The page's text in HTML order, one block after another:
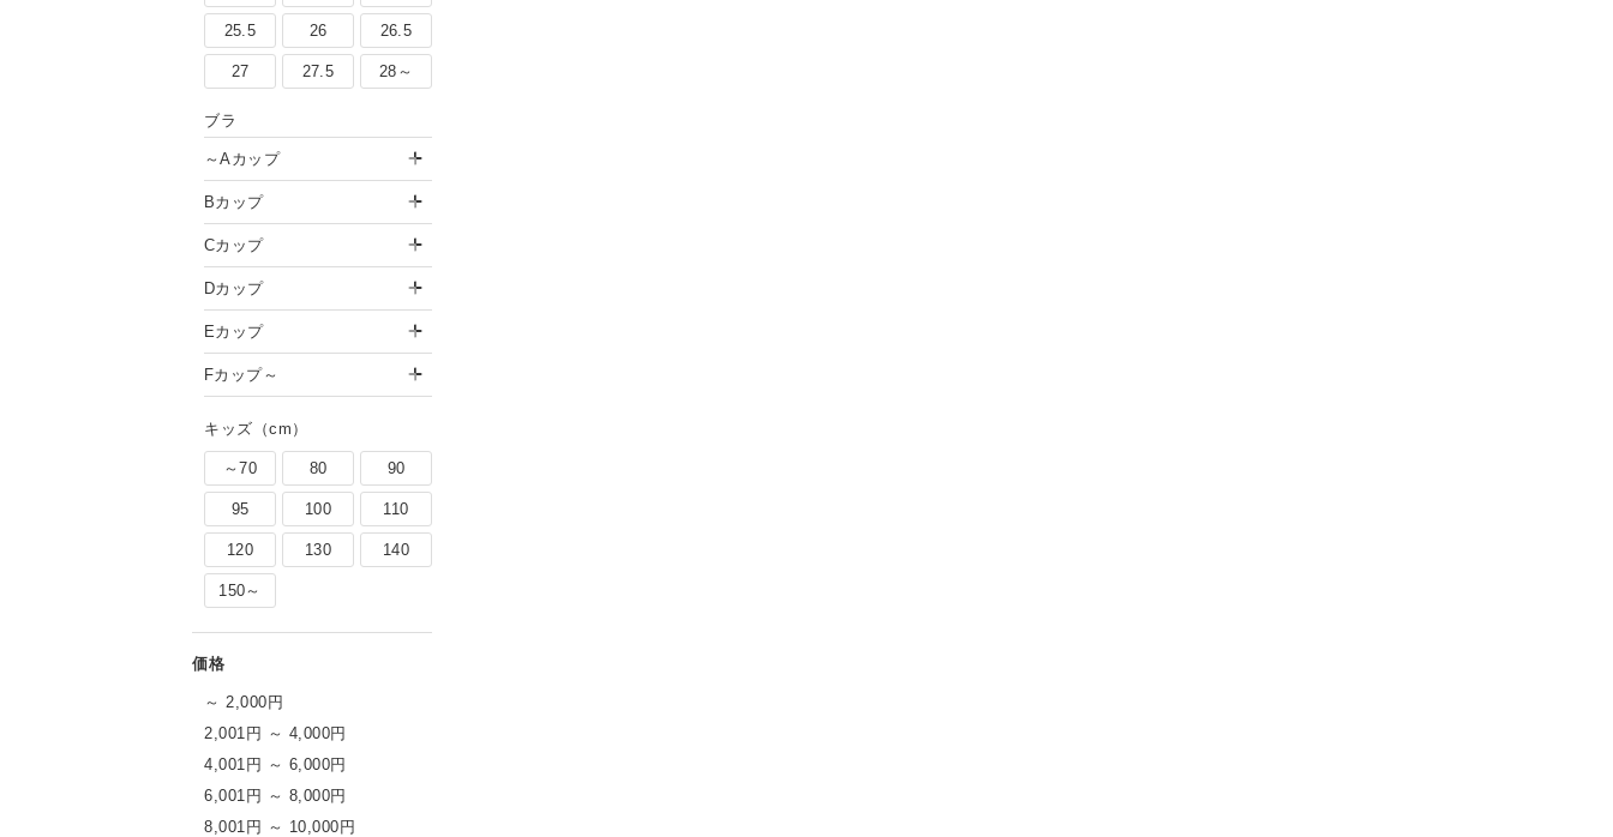
25.5 26 26.5
27 27.5 28～
ブラ
～Aカップ
Bカップ
Cカップ
Dカップ
Eカップ
Fカップ～
キッズ（cm）
～70 80 90
95 100 110
120 130 140
150～
～ 2,000円
2,001円 ～ 4,000円
4,001円 ～ 6,000円
6,001円 ～ 8,000円
8,001円 ～ 10,000円